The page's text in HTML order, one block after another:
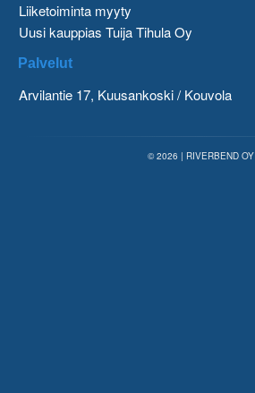
Liiketoiminta myyty
Uusi kauppias Tuija Tihula Oy
Palvelut
Arvilantie 17, Kuusankoski / Kouvola
© 2026 | RIVERBEND OY